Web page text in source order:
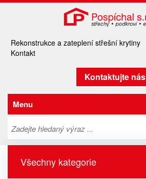
Rekonstrukce a zateplení střešní krytiny
Kontakt
Kontaktujte nás
Menu
Všechny kategorie